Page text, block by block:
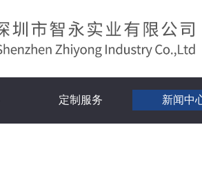
定制服务 新闻中